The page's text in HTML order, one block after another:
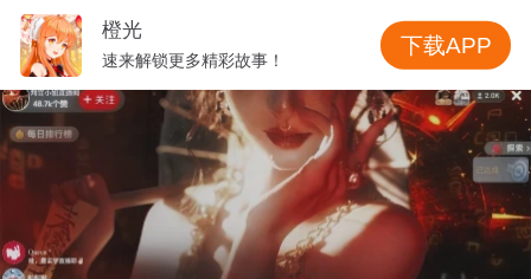
橙光
速来解锁更多精彩故事！
下载APP